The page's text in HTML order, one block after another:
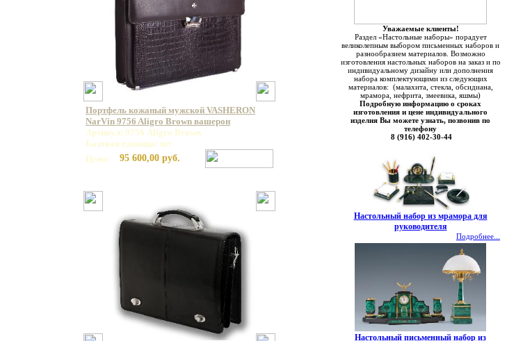
Портфель кожаный мужской VASHERON
NarVin 9756 Aligro Brown вашерон
Артикул: 9756 Aligro Brown
Базовая единица: шт
Цена:
95 600,00 руб.
Уважаемые клиенты!
Раздел «Настольные наборы» порадует
великолепным выбором письменных наборов и
разнообразием материалов. Возможно
изготовления настольных наборов на заказ и по
индивидуальному дизайну или дополнения
набора комплектующими из следующих
материалов: (малахита, стекла, обсидиана,
мрамора, нефрита, змеевика, яшмы)
Подробную информацию о сроках
изготовления и цене индивидуального
изделия Вы можете узнать, позвонив по
телефону
8 (916) 402-30-44
Настольный набор из мрамора для
руководителя
Подробнее...
Настольный письменный набор из